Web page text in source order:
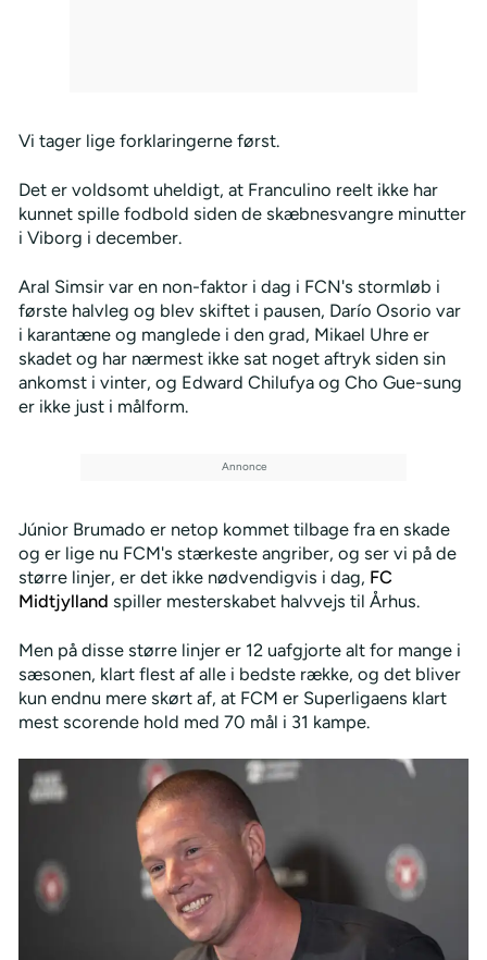
Vi tager lige forklaringerne først.
Det er voldsomt uheldigt, at Franculino reelt ikke har
kunnet spille fodbold siden de skæbnesvangre minutter
i Viborg i december.
Aral Simsir var en non-faktor i dag i FCN's stormløb i
første halvleg og blev skiftet i pausen, Darío Osorio var
i karantæne og manglede i den grad, Mikael Uhre er
skadet og har nærmest ikke sat noget aftryk siden sin
ankomst i vinter, og Edward Chilufya og Cho Gue-sung
er ikke just i målform.
Júnior Brumado er netop kommet tilbage fra en skade
og er lige nu FCM's stærkeste angriber, og ser vi på de
større linjer, er det ikke nødvendigvis i dag, FC
Midtjylland spiller mesterskabet halvvejs til Århus.
Men på disse større linjer er 12 uafgjorte alt for mange i
sæsonen, klart flest af alle i bedste række, og det bliver
kun endnu mere skørt af, at FCM er Superligaens klart
mest scorende hold med 70 mål i 31 kampe.